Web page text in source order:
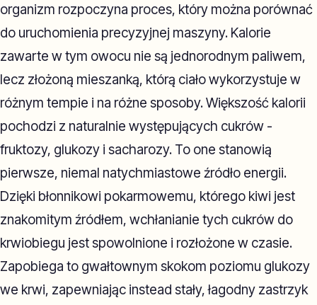
organizm rozpoczyna proces, który można porównać
do uruchomienia precyzyjnej maszyny. Kalorie
zawarte w tym owocu nie są jednorodnym paliwem,
lecz złożoną mieszanką, którą ciało wykorzystuje w
różnym tempie i na różne sposoby. Większość kalorii
pochodzi z naturalnie występujących cukrów -
fruktozy, glukozy i sacharozy. To one stanowią
pierwsze, niemal natychmiastowe źródło energii.
Dzięki błonnikowi pokarmowemu, którego kiwi jest
znakomitym źródłem, wchłanianie tych cukrów do
krwiobiegu jest spowolnione i rozłożone w czasie.
Zapobiega to gwałtownym skokom poziomu glukozy
we krwi, zapewniając instead stały, łagodny zastrzyk